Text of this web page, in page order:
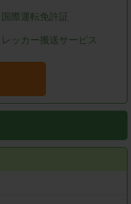
国際運転免許証
レッカー搬送サービス